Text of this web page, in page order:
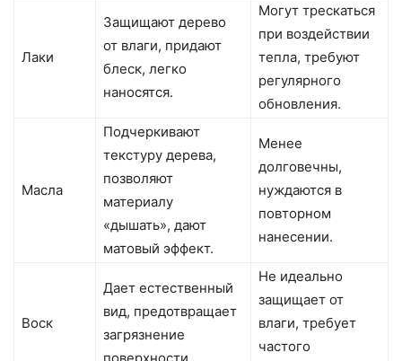
Лаки
Защищают дерево
от влаги, придают
блеск, легко
наносятся.
Могут трескаться
при воздействии
тепла, требуют
регулярного
обновления.
Масла
Подчеркивают
текстуру дерева,
позволяют
материалу
«дышать», дают
матовый эффект.
Менее
долговечны,
нуждаются в
повторном
нанесении.
Воск
Дает естественный
вид, предотвращает
загрязнение
Не идеально
защищает от
влаги, требует
частого